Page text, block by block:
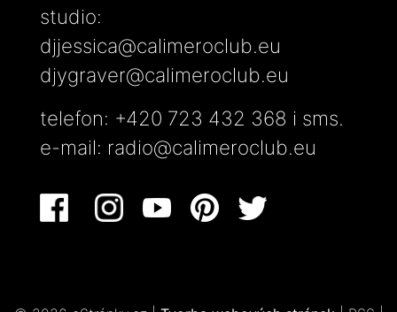
studio:
djjessica@calimeroclub.eu
djygraver@calimeroclub.eu
telefon: +420 723 432 368 i sms.
e-mail: radio@calimeroclub.eu